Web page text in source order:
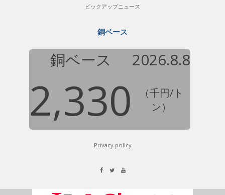
ピックアップニュース
銅ベース
銅ベース 2026.8.8
2,330
（千円/ト
ン）
Privacy policy